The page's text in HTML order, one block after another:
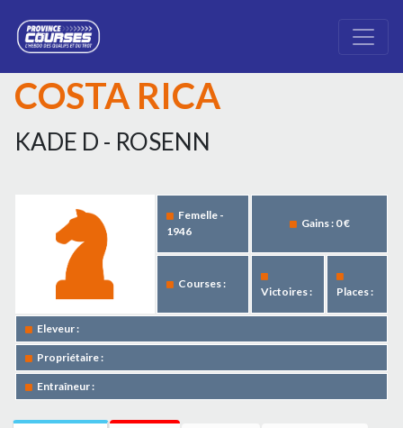
COSTA RICA
KADE D - ROSENN
Femelle -
1946
Gains : 0 €
Courses :
Victoires : Places :
Eleveur :
Propriétaire :
Entraîneur :